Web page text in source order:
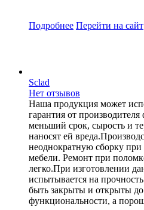
Подробнее Перейти на сайт
Sclad
Нет отзывов
Наша продукция может
гарантия от производителя
меньший срок, сырость и
наносят ей
неоднократную сборку при
мебели. Ремонт при
легко.При изготовлении
испытывается на
быть закрыты и открыты до
функциональности, а